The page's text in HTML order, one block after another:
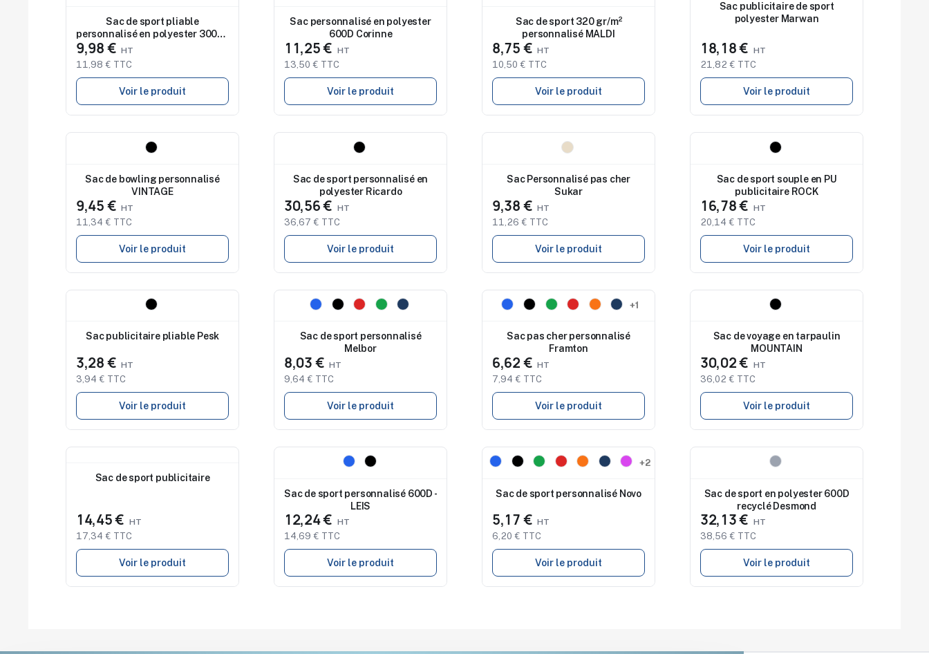
Sac de sport pliable
personnalisé en polyester 300D -
9,98 €
11,98 € TTC
Voir le produit
Sac personnalisé en polyester
600D Corinne
11,25 €
13,50 € TTC
Voir le produit
Sac de sport 320 gr/m²
personnalisé MALDI
8,75 €
10,50 € TTC
Voir le produit
Sac publicitaire de sport
polyester Marwan
18,18 €
21,82 € TTC
Voir le produit
Sac de bowling personnalisé
VINTAGE
9,45 €
11,34 € TTC
Voir le produit
Sac de sport personnalisé en
polyester Ricardo
30,56 €
36,67 € TTC
Voir le produit
Sac Personnalisé pas cher
Sukar
9,38 €
11,26 € TTC
Voir le produit
Sac de sport souple en PU
publicitaire ROCK
16,78 €
20,14 € TTC
Voir le produit
Sac publicitaire pliable Pesk
3,28 €
3,94 € TTC
Voir le produit
Nouveau
Sac de sport personnalisé
Melbor
8,03 €
9,64 € TTC
Voir le produit
Nouveau +1
Sac pas cher personnalisé
Framton
6,62 €
7,94 € TTC
Voir le produit
Sac de voyage en tarpaulin
MOUNTAIN
30,02 €
36,02 € TTC
Voir le produit
Sac de sport publicitaire
14,45 €
17,34 € TTC
Voir le produit
Sac de sport personnalisé 600D -
LEIS
12,24 €
14,69 € TTC
Voir le produit
Nouveau +2
Sac de sport personnalisé Novo
5,17 €
6,20 € TTC
Voir le produit
Sac de sport en polyester 600D
recyclé Desmond
32,13 €
38,56 € TTC
Voir le produit